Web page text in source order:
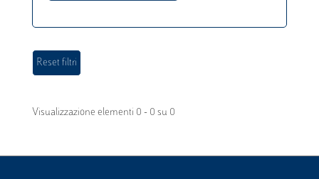
Visualizzazione elementi 0 - 0 su 0